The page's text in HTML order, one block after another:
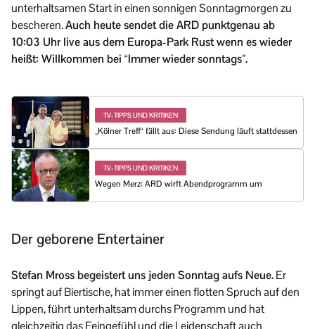
unterhaltsamen Start in einen sonnigen Sonntagmorgen zu
bescheren.Auch heute sendet die ARD punktgenau ab
10:03 Uhr live aus dem Europa-Park Rust wenn es wieder
heißt: Willkommen bei “Immer wieder sonntags”.
TV-TIPPS UND KRITIKEN
„Kölner Treff“ fällt aus: Diese Sendung läuft stattdessen
TV-TIPPS UND KRITIKEN
Wegen Merz: ARD wirft Abendprogramm um
Der geborene Entertainer
Stefan Mross begeistert uns jeden Sonntag aufs Neue.Er
springt auf Biertische, hat immer einen flotten Spruch auf den
Lippen, führt unterhaltsam durchs Programm und hat
gleichzeitig das Feingefühl und die Leidenschaft auch